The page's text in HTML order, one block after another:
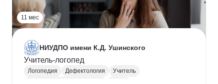
11 мес
НИУДПО имени К.Д. Ушинского
Учитель-логопед
Логопедия Дефектология
Учитель